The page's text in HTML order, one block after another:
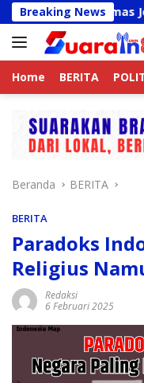
Langsung
ke
konten
Breaking News
Jelang HUT RI
Home BERITA
Beranda BERITA
BERITA
Paradoks
Religius
Redaksi
6 Februari 2025